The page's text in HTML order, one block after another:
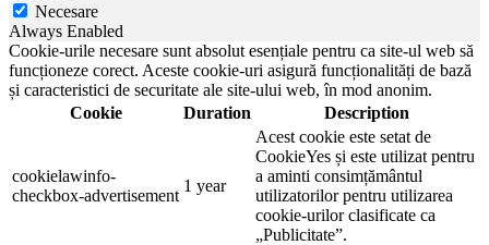
Necesare
Always Enabled
Cookie-urile necesare sunt absolut esențiale pentru ca site-ul web să
funcționeze corect. Aceste cookie-uri asigură funcționalități de bază
și caracteristici de securitate ale site-ului web, în mod anonim.
Cookie
Duration Description
cookielawinfo-
checkbox-advertisement
1 year
Acest cookie este setat de
CookieYes și este utilizat pentru
a aminti consimțământul
utilizatorilor pentru utilizarea
cookie-urilor clasificate ca
„Publicitate”.